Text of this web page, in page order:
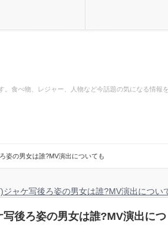
。食べ物、レジャー、人物など今話題の気になる情報
姿の男女は誰?MV演出についても
ャケ写後ろ姿の男女は誰?MV演出につい
後ろ姿の男女は誰?MV演出につ